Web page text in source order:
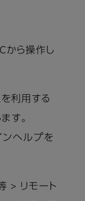
から操作し
利用する
す。
ンヘルプを
> リモート